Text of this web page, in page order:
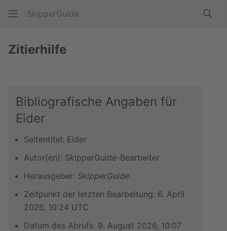
SkipperGuide
Zitierhilfe
Bibliografische Angaben für
Eider
Seitentitel: Eider
Autor(en): SkipperGuide-Bearbeiter
Herausgeber: SkipperGuide.
Zeitpunkt der letzten Bearbeitung: 6. April
2026, 10:24 UTC
Datum des Abrufs: 9. August 2026, 10:07